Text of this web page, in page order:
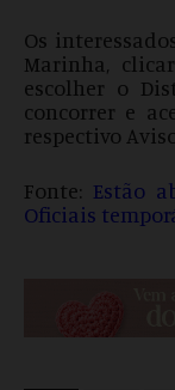
Os
Marinha,
escolher o
concorrer e
respectivo
Fonte: Estão
Oficiais